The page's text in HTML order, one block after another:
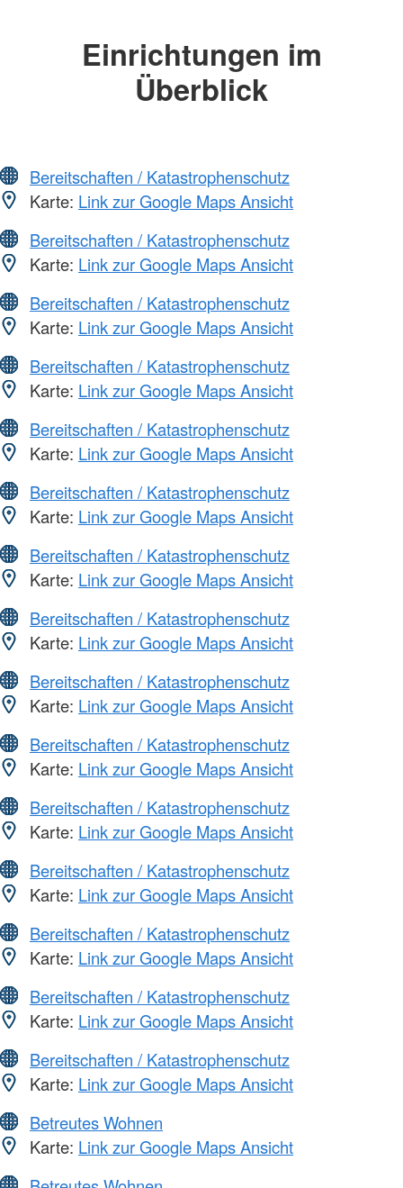
Einrichtungen im
Überblick
Bereitschaften / Katastrophenschutz
Karte: Link zur Google Maps Ansicht
Bereitschaften / Katastrophenschutz
Karte: Link zur Google Maps Ansicht
Bereitschaften / Katastrophenschutz
Karte: Link zur Google Maps Ansicht
Bereitschaften / Katastrophenschutz
Karte: Link zur Google Maps Ansicht
Bereitschaften / Katastrophenschutz
Karte: Link zur Google Maps Ansicht
Bereitschaften / Katastrophenschutz
Karte: Link zur Google Maps Ansicht
Bereitschaften / Katastrophenschutz
Karte: Link zur Google Maps Ansicht
Bereitschaften / Katastrophenschutz
Karte: Link zur Google Maps Ansicht
Bereitschaften / Katastrophenschutz
Karte: Link zur Google Maps Ansicht
Bereitschaften / Katastrophenschutz
Karte: Link zur Google Maps Ansicht
Bereitschaften / Katastrophenschutz
Karte: Link zur Google Maps Ansicht
Bereitschaften / Katastrophenschutz
Karte: Link zur Google Maps Ansicht
Bereitschaften / Katastrophenschutz
Karte: Link zur Google Maps Ansicht
Bereitschaften / Katastrophenschutz
Karte: Link zur Google Maps Ansicht
Bereitschaften / Katastrophenschutz
Karte: Link zur Google Maps Ansicht
Betreutes Wohnen
Karte: Link zur Google Maps Ansicht